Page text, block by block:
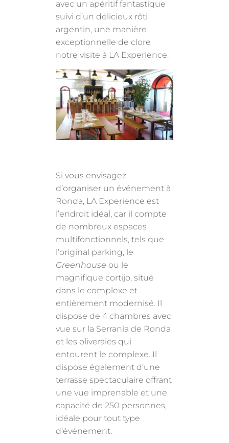
avec un apéritif fantastique
suivi d’un délicieux rôti
argentin, une manière
exceptionnelle de clore
notre visite à LA Experience.
Si vous envisagez
d’organiser un événement à
Ronda, LA Experience est
l’endroit idéal, car il compte
de nombreux espaces
multifonctionnels, tels que
l’original parking, le
Greenhouse ou le
magnifique cortijo, situé
dans le complexe et
entièrement modernisé. Il
dispose de 4 chambres avec
vue sur la Serranía de Ronda
et les oliveraies qui
entourent le complexe. Il
dispose également d’une
terrasse spectaculaire offrant
une vue imprenable et une
capacité de 250 personnes,
idéale pour tout type
d’événement.